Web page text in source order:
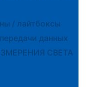
/ лайтбоксы
данных
СВЕТА